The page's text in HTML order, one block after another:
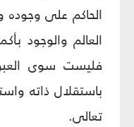
الحاكم على وجوده
العالم والوجود
فليست سوى
باستقلال ذاته
تعالى.